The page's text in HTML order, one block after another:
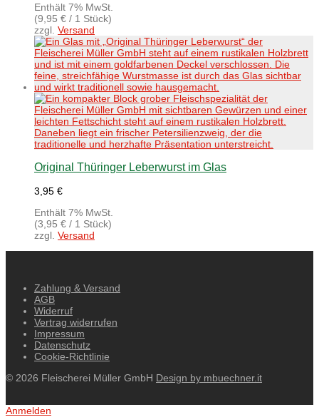
Enthält 7% MwSt.
(9,95 € / 1 Stück)
zzgl. Versand
Original Thüringer Leberwurst im Glas
3,95 €
Enthält 7% MwSt.
(3,95 € / 1 Stück)
zzgl. Versand
Zahlung & Versand
AGB
Widerruf
Vertrag widerrufen
Impressum
Datenschutz
Cookie-Richtlinie
© 2026 Fleischerei Müller GmbH Design by mbuechner.it
Anmelden